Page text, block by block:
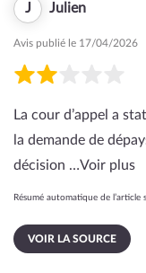
J Julien
Avis publié le 17/04/2026
La cour d’appel a
la demande de
décision …Voir plus
Résumé automatique de
VOIR LA SOURCE